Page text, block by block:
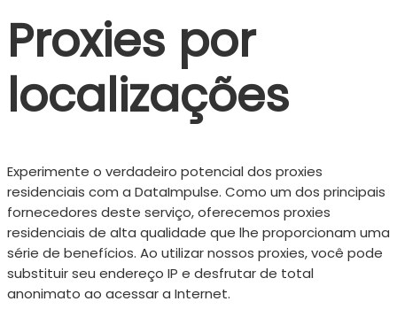
Proxies por
localizações
Experimente o verdadeiro potencial dos proxies
residenciais com a DataImpulse. Como um dos principais
fornecedores deste serviço, oferecemos proxies
residenciais de alta qualidade que lhe proporcionam uma
série de benefícios. Ao utilizar nossos proxies, você pode
substituir seu endereço IP e desfrutar de total
anonimato ao acessar a Internet.